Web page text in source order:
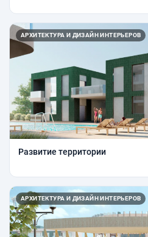
АРХИТЕКТУРА И ДИЗАЙН ИНТЕРЬЕРОВ
Развитие территории
АРХИТЕКТУРА И ДИЗАЙН ИНТЕРЬЕРОВ